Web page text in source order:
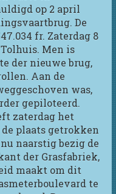
op 2 april
De
fr. Zaterdag 8
Men is
der nieuwe brug,
Aan de
was,
gepiloteerd.
zaterdag het
plaats getrokken
naarstig bezig de
der Grasfabriek,
maakt om dit
te